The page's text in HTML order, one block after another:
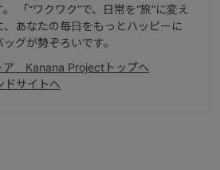
「“ワクワク”で、日常を“旅”に変え
あなたの毎日をもっとハッピーに
グが勢ぞろいです。
ア Kanana Projectトップへ
ドサイトへ